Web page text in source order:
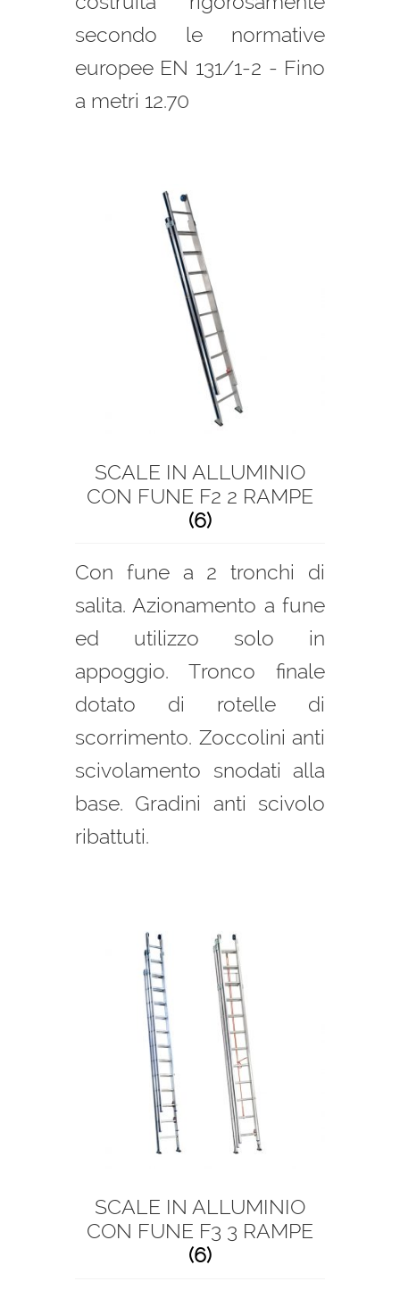
secondo le normative
europee EN 131/1-2 - Fino
a metri 12.70
SCALE IN ALLUMINIO
CON FUNE F2 2 RAMPE
(6)
Con fune a 2 tronchi di
salita. Azionamento a fune
ed utilizzo solo in
appoggio. Tronco finale
dotato di rotelle di
scorrimento. Zoccolini anti
scivolamento snodati alla
base. Gradini anti scivolo
ribattuti.
SCALE IN ALLUMINIO
CON FUNE F3 3 RAMPE
(6)